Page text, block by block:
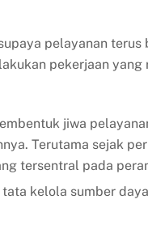
pelayanan
pekerjaan yang
jiwa
Terutama sejak
tersentral pada
kelola sumber